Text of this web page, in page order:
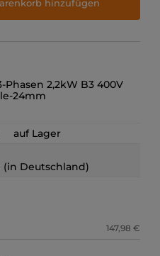
hinzufügen
2,2kW B3 400V
24mm
auf Lager
(in Deutschland)
147,98 €